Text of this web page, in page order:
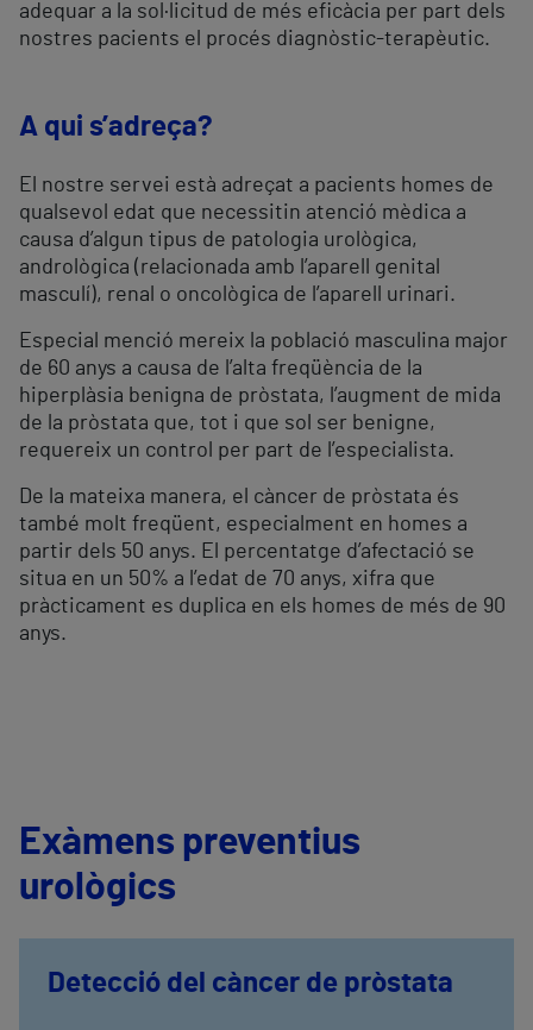
adequar a la sol·licitud de més eficàcia per part dels
nostres pacients el procés diagnòstic-terapèutic.
A qui s’adreça?
El nostre servei està adreçat a pacients homes de
qualsevol edat que necessitin atenció mèdica a
causa d’algun tipus de patologia urològica,
andrològica (relacionada amb l’aparell genital
masculí), renal o oncològica de l’aparell urinari.
Especial menció mereix la població masculina major
de 60 anys a causa de l’alta freqüència de la
hiperplàsia benigna de pròstata, l’augment de mida
de la pròstata que, tot i que sol ser benigne,
requereix un control per part de l’especialista.
De la mateixa manera, el càncer de pròstata és
també molt freqüent, especialment en homes a
partir dels 50 anys. El percentatge d’afectació se
situa en un 50% a l’edat de 70 anys, xifra que
pràcticament es duplica en els homes de més de 90
anys.
Exàmens preventius
urològics
Detecció del càncer de pròstata